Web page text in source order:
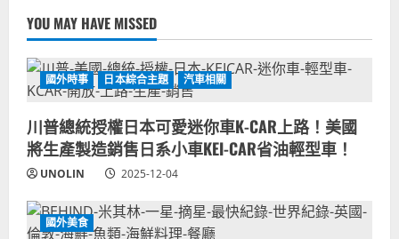
YOU MAY HAVE MISSED
國外時事 日本綜合主題 汽車相關
川普總統授權日本可愛迷你車K-CAR上路！美國
將生產製造銷售日系小車KEI-CAR省油輕型車！
UNOLIN 2025-12-04
國外美食